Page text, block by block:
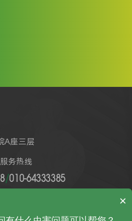
A座三层
务热线
/010-64333385
家庭怎么灭蟑螂
×